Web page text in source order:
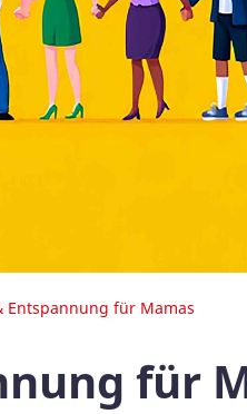
Entspannung für Mamas
für